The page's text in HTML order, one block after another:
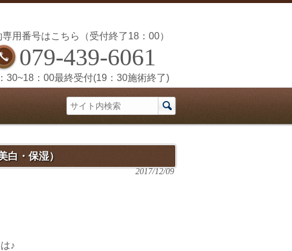
専用番号はこちら（受付終了18：00）
079-439-6061
30~18：00最終受付(19：30施術終了)
・保湿）
2017/12/09
♪